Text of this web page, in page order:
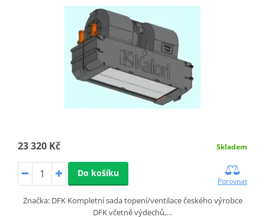
23 320 Kč Skladem
Do košíku
Porovnat
Značka: DFK Kompletní sada topení/ventilace českého výrobce
DFK včetně výdechů,…